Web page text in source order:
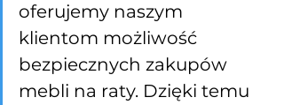
oferujemy naszym
klientom możliwość
bezpiecznych zakupów
mebli na raty. Dzięki temu